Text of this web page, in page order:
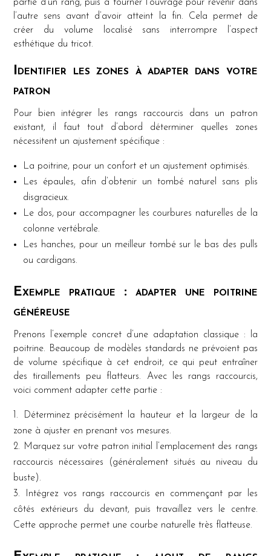
partie d’un rang, puis à tourner l’ouvrage pour revenir dans
l’autre sens avant d’avoir atteint la fin. Cela permet de
créer du volume localisé sans interrompre l’aspect
esthétique du tricot.
Identifier les zones à adapter dans votre
patron
Pour bien intégrer les rangs raccourcis dans un patron
existant, il faut tout d’abord déterminer quelles zones
nécessitent un ajustement spécifique :
La poitrine, pour un confort et un ajustement optimisés.
Les épaules, afin d’obtenir un tombé naturel sans plis
disgracieux.
Le dos, pour accompagner les courbures naturelles de la
colonne vertébrale.
Les hanches, pour un meilleur tombé sur le bas des pulls
ou cardigans.
Exemple pratique : adapter une poitrine
généreuse
Prenons l’exemple concret d’une adaptation classique : la
poitrine. Beaucoup de modèles standards ne prévoient pas
de volume spécifique à cet endroit, ce qui peut entraîner
des tiraillements peu flatteurs. Avec les rangs raccourcis,
voici comment adapter cette partie :
Déterminez précisément la hauteur et la largeur de la
zone à ajuster en prenant vos mesures.
Marquez sur votre patron initial l’emplacement des rangs
raccourcis nécessaires (généralement situés au niveau du
buste).
Intégrez vos rangs raccourcis en commençant par les
côtés extérieurs du devant, puis travaillez vers le centre.
Cette approche permet une courbe naturelle très flatteuse.